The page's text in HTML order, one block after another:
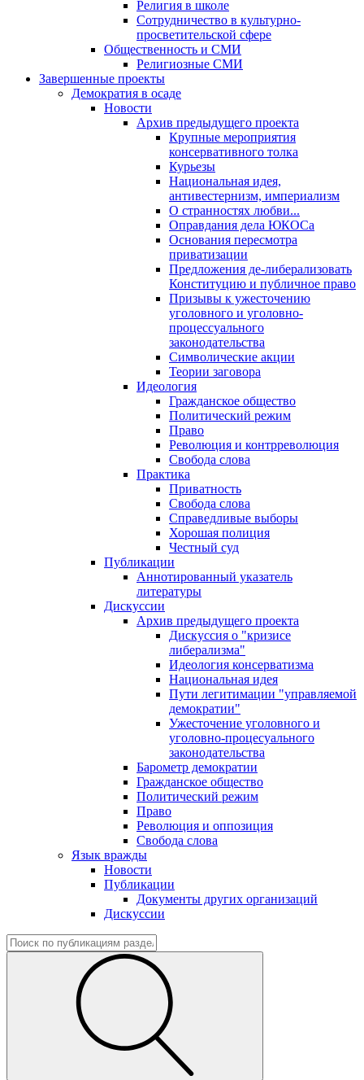
Религия в школе
Сотрудничество в культурно-
просветительской сфере
Общественность и СМИ
Религиозные СМИ
Завершенные проекты
Демократия в осаде
Новости
Архив предыдущего проекта
Крупные мероприятия
консервативного толка
Курьезы
Национальная идея,
антивестернизм, империализм
О странностях любви...
Оправдания дела ЮКОСа
Основания пересмотра
приватизации
Предложения де-либерализовать
Конституцию и публичное право
Призывы к ужесточению
уголовного и уголовно-
процессуального
законодательства
Символические акции
Теории заговора
Идеология
Гражданское общество
Политический режим
Право
Революция и контрреволюция
Свобода слова
Практика
Приватность
Свобода слова
Справедливые выборы
Хорошая полиция
Честный суд
Публикации
Аннотированный указатель
литературы
Дискуссии
Архив предыдущего проекта
Дискуссия о "кризисе
либерализма"
Идеология консерватизма
Национальная идея
Пути легитимации "управляемой
демократии"
Ужесточение уголовного и
уголовно-процесуального
законодательства
Барометр демократии
Гражданское общество
Политический режим
Право
Революция и оппозиция
Свобода слова
Язык вражды
Новости
Публикации
Документы других организаций
Дискуссии